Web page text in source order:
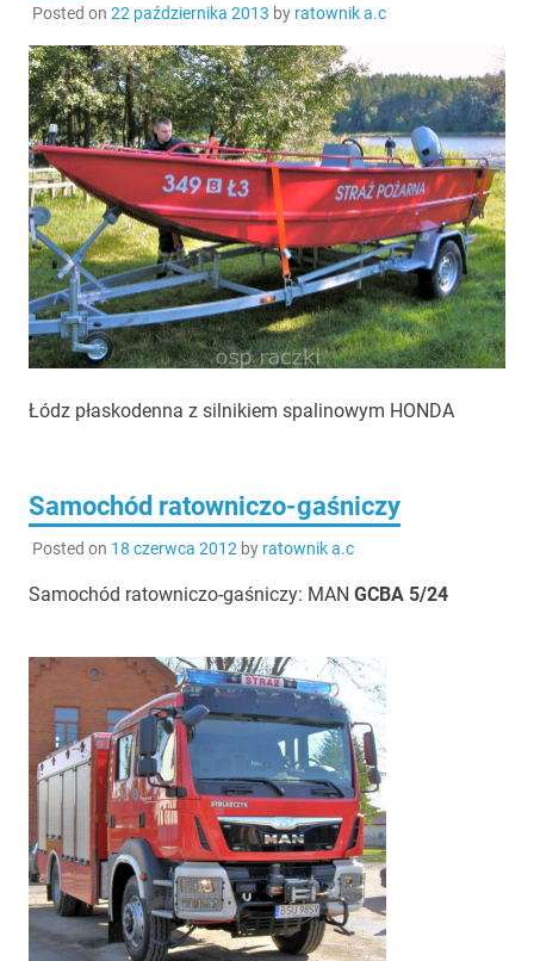
Posted on 22 października 2013 by ratownik a.c
Łódz płaskodenna z silnikiem spalinowym HONDA
Samochód ratowniczo-gaśniczy
Posted on 18 czerwca 2012 by ratownik a.c
Samochód ratowniczo-gaśniczy: MAN GCBA 5/24